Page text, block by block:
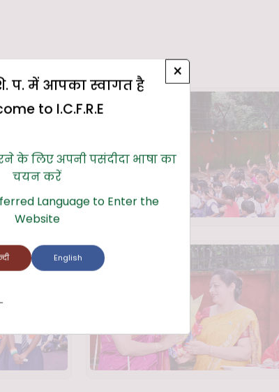
on 15th August, 2019 ×
प. में आपका स्वागत है
to I.C.F.R.E
के लिए अपनी पसंदीदा भाषा का
चयन करें
Language to Enter the
Website
English